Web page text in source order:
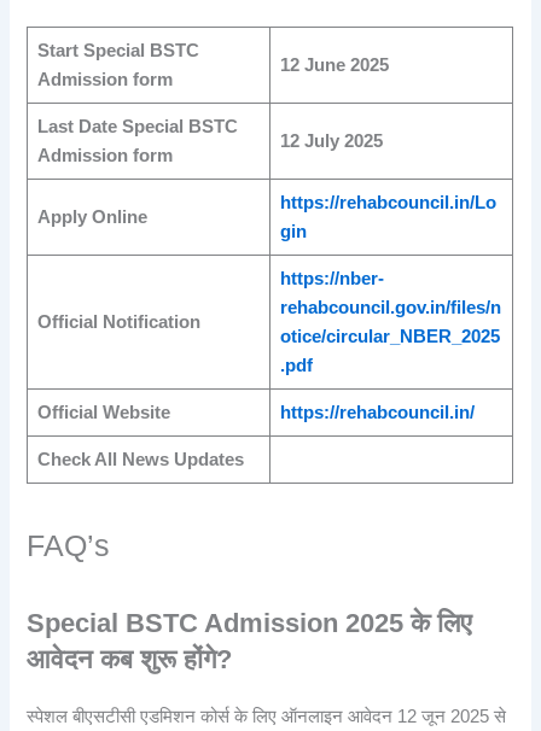
Start Special BSTC
Admission form
12 June 2025
Last Date Special BSTC
Admission form
12 July 2025
Apply Online
https://rehabcouncil.in/Lo
gin
Official Notification
https://nber-
rehabcouncil.gov.in/files/n
otice/circular_NBER_2025
.pdf
Official Website https://rehabcouncil.in/
Check All News Updates
FAQ’s
Special BSTC Admission 2025 के लिए
आवेदन कब शुरू होंगे?
स्पेशल बीएसटीसी एडमिशन कोर्स के लिए ऑनलाइन आवेदन 12 जून 2025 से